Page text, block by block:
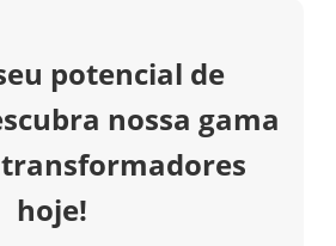
o
potencial de
nossa gama
hoje!